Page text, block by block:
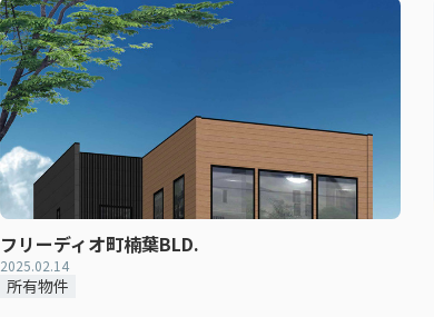
フリーディオ町楠葉BLD.
2025.02.14
所有物件